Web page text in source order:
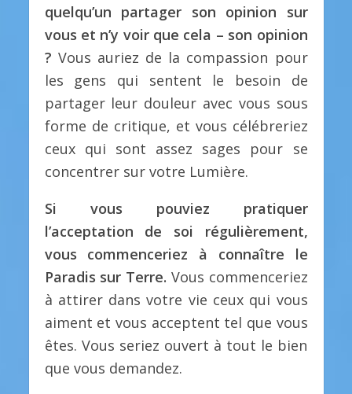
quelqu’un partager son opinion sur
vous et n’y voir que cela – son opinion
? Vous auriez de la compassion pour
les gens qui sentent le besoin de
partager leur douleur avec vous sous
forme de critique, et vous célébreriez
ceux qui sont assez sages pour se
concentrer sur votre Lumière.
Si vous pouviez pratiquer
l’acceptation de soi régulièrement,
vous commenceriez à connaître le
Paradis sur Terre. Vous commenceriez
à attirer dans votre vie ceux qui vous
aiment et vous acceptent tel que vous
êtes. Vous seriez ouvert à tout le bien
que vous demandez.